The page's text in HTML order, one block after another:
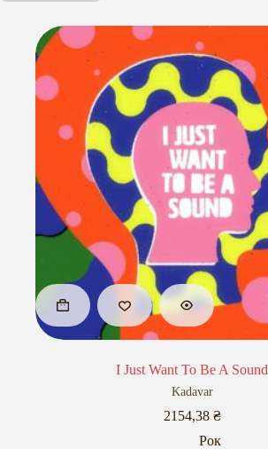
I Just Want To Be A Sound
Kadavar
2154,38 ₴
Рок